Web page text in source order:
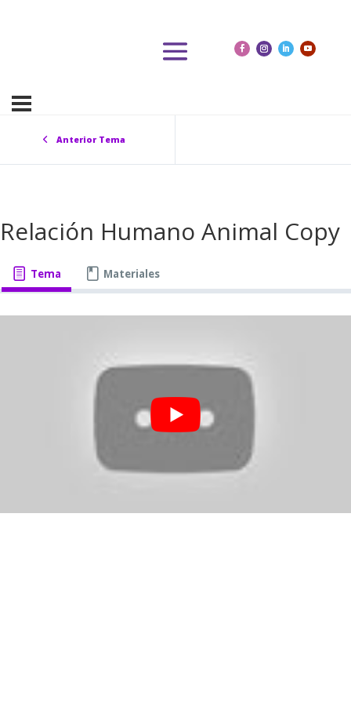
Anterior Tema
Relación Humano Animal Copy
Tema Materiales